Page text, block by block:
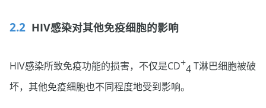
HIV感染对其他免疫细胞的影响
HIV感染所致免疫功能的损害，不仅是CD+4T淋巴细胞被破
坏，其他免疫细胞也不同程度地受到影响。